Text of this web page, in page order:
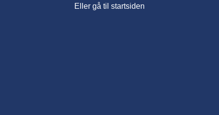
Eller gå til startsiden